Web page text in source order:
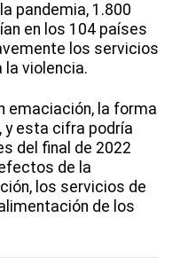
pandemia, 1.800
en los 104 países
los servicios
la violencia.
emaciación, la forma
y esta cifra podría
del final de 2022
de la
los servicios de
de los